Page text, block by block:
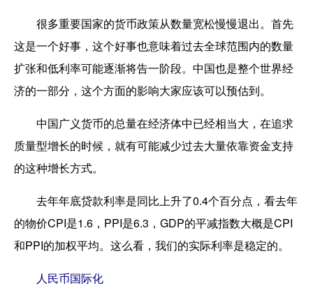
很多重要国家的货币政策从数量宽松慢慢退出。首先
这是一个好事，这个好事也意味着过去全球范围内的数量
扩张和低利率可能逐渐将告一阶段。中国也是整个世界经
济的一部分，这个方面的影响大家应该可以预估到。
中国广义货币的总量在经济体中已经相当大，在追求
质量型增长的时候，就有可能减少过去大量依靠资金支持
的这种增长方式。
去年年底贷款利率是同比上升了0.4个百分点，看去年
的物价CPI是1.6，PPI是6.3，GDP的平减指数大概是CPI
和PPI的加权平均。这么看，我们的实际利率是稳定的。
人民币国际化